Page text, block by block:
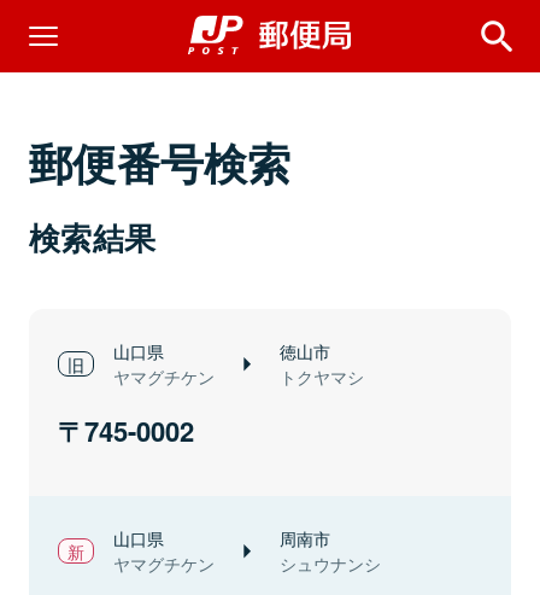
郵便番号検索
検索結果
山口県
ヤマグチケン
徳山市
トクヤマシ
745-0002
山口県
ヤマグチケン
周南市
シュウナンシ